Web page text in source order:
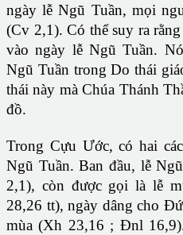
ngày lễ Ngũ Tuần, mọi
(Cv 2,1). Có thể suy ra
vào ngày lễ Ngũ Tuần.
Ngũ Tuần trong Do thái
thái này mà Chúa Thánh
đồ.
Trong Cựu Ước, có hai
Ngũ Tuần. Ban đầu, lễ
2,1), còn được gọi là lễ
28,26 tt), ngày dâng cho
mùa (Xh 23,16 ; Đnl